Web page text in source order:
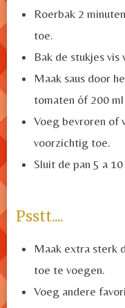
Roerbak 2
toe.
Bak de stukjes
Maak saus door
tomaten óf 200
Voeg bevroren of
voorzichtig toe.
Sluit de pan 5 a
Psstt....
Maak extra sterk
toe te voegen.
Voeg andere